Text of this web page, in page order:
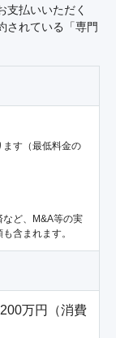
支払いいただく
されている「専門
ます（最低料金の
など、M&A等の実
含まれます。
万円（消費